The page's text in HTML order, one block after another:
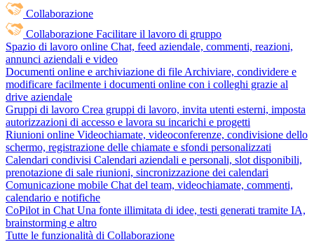
Collaborazione
Collaborazione Facilitare il lavoro di gruppo
Spazio di lavoro online Chat, feed aziendale, commenti, reazioni,
annunci aziendali e video
Documenti online e archiviazione di file Archiviare, condividere e
modificare facilmente i documenti online con i colleghi grazie al
drive aziendale
Gruppi di lavoro Crea gruppi di lavoro, invita utenti esterni, imposta
autorizzazioni di accesso e lavora su incarichi e progetti
Riunioni online Videochiamate, videoconferenze, condivisione dello
schermo, registrazione delle chiamate e sfondi personalizzati
Calendari condivisi Calendari aziendali e personali, slot disponibili,
prenotazione di sale riunioni, sincronizzazione dei calendari
Comunicazione mobile Chat del team, videochiamate, commenti,
calendario e notifiche
CoPilot in Chat Una fonte illimitata di idee, testi generati tramite IA,
brainstorming e altro
Tutte le funzionalità di Collaborazione